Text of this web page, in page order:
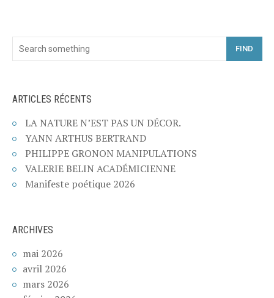
FIND
ARTICLES RÉCENTS
LA NATURE N’EST PAS UN DÉCOR.
YANN ARTHUS BERTRAND
PHILIPPE GRONON MANIPULATIONS
VALERIE BELIN ACADÉMICIENNE
Manifeste poétique 2026
ARCHIVES
mai 2026
avril 2026
mars 2026